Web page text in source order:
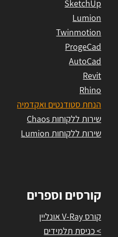
SketchUp
Lumion
Twinmotion
ProgeCad
AutoCad
Revit
Rhino
הנחת סטודנטים ואקדמיה
שירות ללקוחות Chaos
שירות ללקוחות Lumion
קורסים וספרים
קורס V-Ray אונליין
> כניסת תלמידים